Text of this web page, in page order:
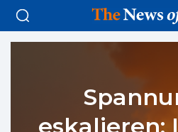
eskalieren: